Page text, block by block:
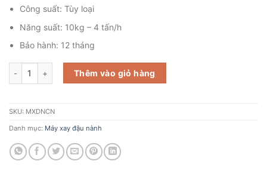
Công suất: Tùy loại
Năng suất: 10kg – 4 tấn/h
Bảo hành: 12 tháng
Máy xay đậu nành công nghiệp BigStar số lượng
Thêm vào giỏ hàng
SKU: MXDNCN
Danh mục: Máy xay đậu nành